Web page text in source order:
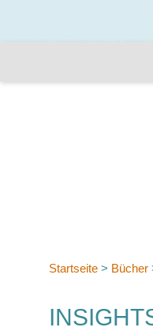
Startseite > Bücher